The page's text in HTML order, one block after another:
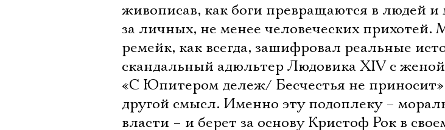
живописав, как боги превращаются в людей и
за личных, не менее человеческих прихотей.
ремейк, как всегда, зашифровал реальные
скандальный адюльтер Людовика XIV с женой
«С Юпитером дележ/ Бесчестья не
другой смысл. Именно эту подоплеку –
власти – и берет за основу Кристоф Рок в